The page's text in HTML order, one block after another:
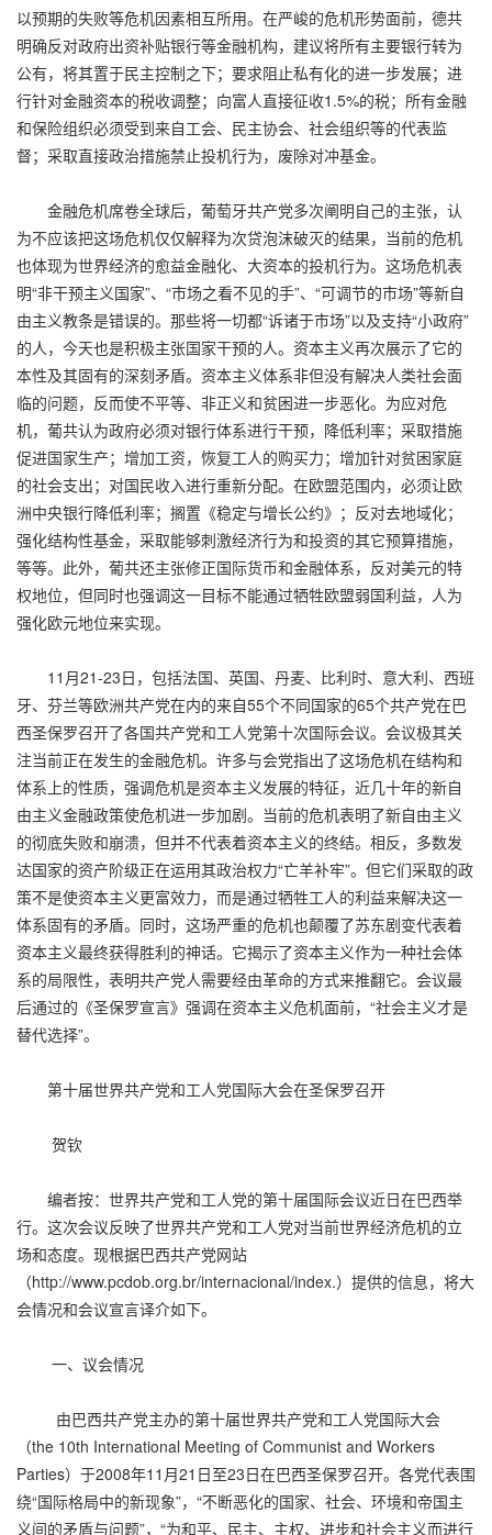
以预期的失败等危机因素相互所用。在严峻的危机形势面前，德共
明确反对政府出资补贴银行等金融机构，建议将所有主要银行转为
公有，将其置于民主控制之下；要求阻止私有化的进一步发展；进
行针对金融资本的税收调整；向富人直接征收1.5%的税；所有金融
和保险组织必须受到来自工会、民主协会、社会组织等的代表监
督；采取直接政治措施禁止投机行为，废除对冲基金。
金融危机席卷全球后，葡萄牙共产党多次阐明自己的主张，认
为不应该把这场危机仅仅解释为次贷泡沫破灭的结果，当前的危机
也体现为世界经济的愈益金融化、大资本的投机行为。这场危机表
明“非干预主义国家”、“市场之看不见的手”、“可调节的市场”等新自
由主义教条是错误的。那些将一切都“诉诸于市场”以及支持“小政府”
的人，今天也是积极主张国家干预的人。资本主义再次展示了它的
本性及其固有的深刻矛盾。资本主义体系非但没有解决人类社会面
临的问题，反而使不平等、非正义和贫困进一步恶化。为应对危
机，葡共认为政府必须对银行体系进行干预，降低利率；采取措施
促进国家生产；增加工资，恢复工人的购买力；增加针对贫困家庭
的社会支出；对国民收入进行重新分配。在欧盟范围内，必须让欧
洲中央银行降低利率；搁置《稳定与增长公约》；反对去地域化；
强化结构性基金，采取能够刺激经济行为和投资的其它预算措施，
等等。此外，葡共还主张修正国际货币和金融体系，反对美元的特
权地位，但同时也强调这一目标不能通过牺牲欧盟弱国利益，人为
强化欧元地位来实现。
11月21-23日，包括法国、英国、丹麦、比利时、意大利、西班
牙、芬兰等欧洲共产党在内的来自55个不同国家的65个共产党在巴
西圣保罗召开了各国共产党和工人党第十次国际会议。会议极其关
注当前正在发生的金融危机。许多与会党指出了这场危机在结构和
体系上的性质，强调危机是资本主义发展的特征，近几十年的新自
由主义金融政策使危机进一步加剧。当前的危机表明了新自由主义
的彻底失败和崩溃，但并不代表着资本主义的终结。相反，多数发
达国家的资产阶级正在运用其政治权力“亡羊补牢”。但它们采取的政
策不是使资本主义更富效力，而是通过牺牲工人的利益来解决这一
体系固有的矛盾。同时，这场严重的危机也颠覆了苏东剧变代表着
资本主义最终获得胜利的神话。它揭示了资本主义作为一种社会体
系的局限性，表明共产党人需要经由革命的方式来推翻它。会议最
后通过的《圣保罗宣言》强调在资本主义危机面前，“社会主义才是
替代选择”。
第十届世界共产党和工人党国际大会在圣保罗召开
贺钦
编者按：世界共产党和工人党的第十届国际会议近日在巴西举
行。这次会议反映了世界共产党和工人党对当前世界经济危机的立
场和态度。现根据巴西共产党网站
（http://www.pcdob.org.br/internacional/index.）提供的信息，将大
会情况和会议宣言译介如下。
一、议会情况
由巴西共产党主办的第十届世界共产党和工人党国际大会
（the 10th International Meeting of Communist and Workers
Parties）于2008年11月21日至23日在巴西圣保罗召开。各党代表围
绕“国际格局中的新现象”，“不断恶化的国家、社会、环境和帝国主
义间的矛盾与问题”，“为和平、民主、主权、进步和社会主义而进行